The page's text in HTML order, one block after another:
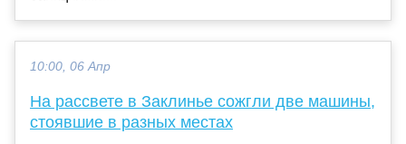
10:00, 06 Апр
На рассвете в Заклинье сожгли две машины,
стоявшие в разных местах